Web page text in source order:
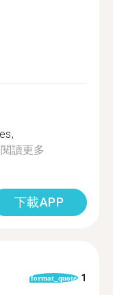
閱讀更多
下載APP
format_quote 1